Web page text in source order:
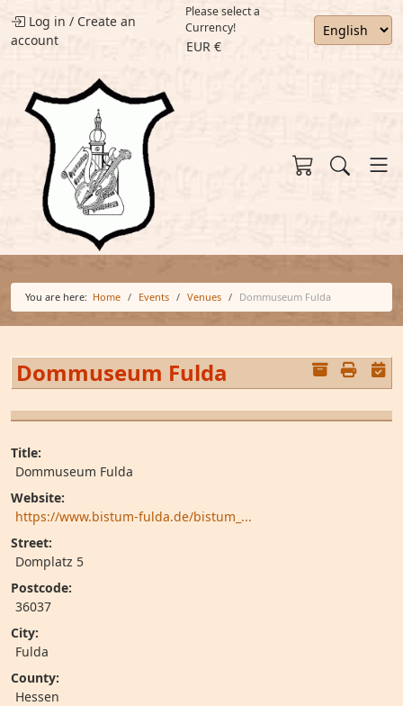
Log in / Create an
account
Please select a
Currency!
EUR €
You are here: Home Events Venues Dommuseum Fulda
Dommuseum Fulda
Title:
Dommuseum Fulda
Website:
https://www.bistum-fulda.de/bistum_...
Street:
Domplatz 5
Postcode:
36037
City:
Fulda
County:
Hessen